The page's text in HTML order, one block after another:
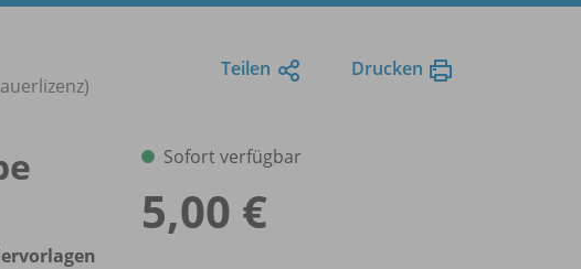
Teilen Drucken
Sofort verfügbar
5,00 €